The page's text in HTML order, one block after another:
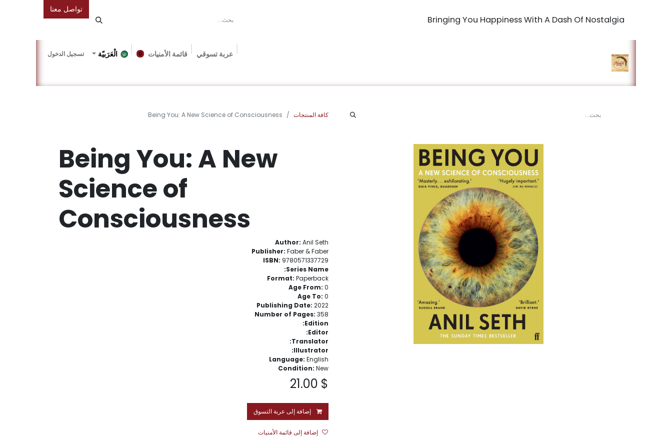
تواصل معنا
عربة تسوقي 0 قائمة الأمنيات الْعَرَبيّة تسجيل الدخول
كافة المنتجات Being You: A New Science of Consciousness
Being You: A New
Science of
Consciousness
Author: Anil Seth
Publisher: Faber & Faber
ISBN: 9780571337729
Series Name:
Format: Paperback
Age From: 0
Age To: 0
Publishing Date: 2022
Number of Pages: 358
Edition:
Editor:
Translator:
Illustrator:
Language: English
Condition: New
$
21.00
إضافة إلى عربة التسوق
إضافة إلى قائمة الأمنيات